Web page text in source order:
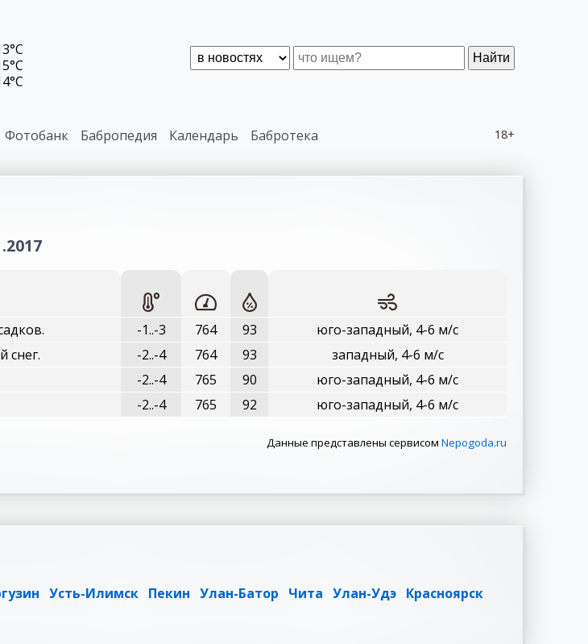
Найти
18+
Фотобанк Бабропедия Календарь Бабротека
-1..-3 764 93
юго-западный, 4-6 м/с
снег. -2..-4 764 93
западный, 4-6 м/с
-2..-4 765 90
юго-западный, 4-6 м/с
-2..-4 765 92 юго-западный, 4-6 м/с
Данные представлены сервисом Nepogoda.ru
Усть-Илимск Пекин Улан-Батор Чита Улан-Удэ Красноярск